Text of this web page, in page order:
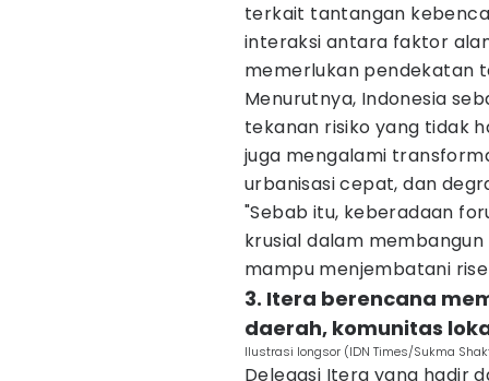
terkait tantangan
interaksi antara faktor
memerlukan pendekatan
Menurutnya, Indonesia
tekanan risiko yang tidak
juga mengalami
urbanisasi cepat, dan
"Sebab itu, keberadaan
krusial dalam
mampu menjembatani
3. Itera berencana
daerah, komunitas
Ilustrasi longsor (IDN Times/Sukma
Delegasi Itera yang hadir